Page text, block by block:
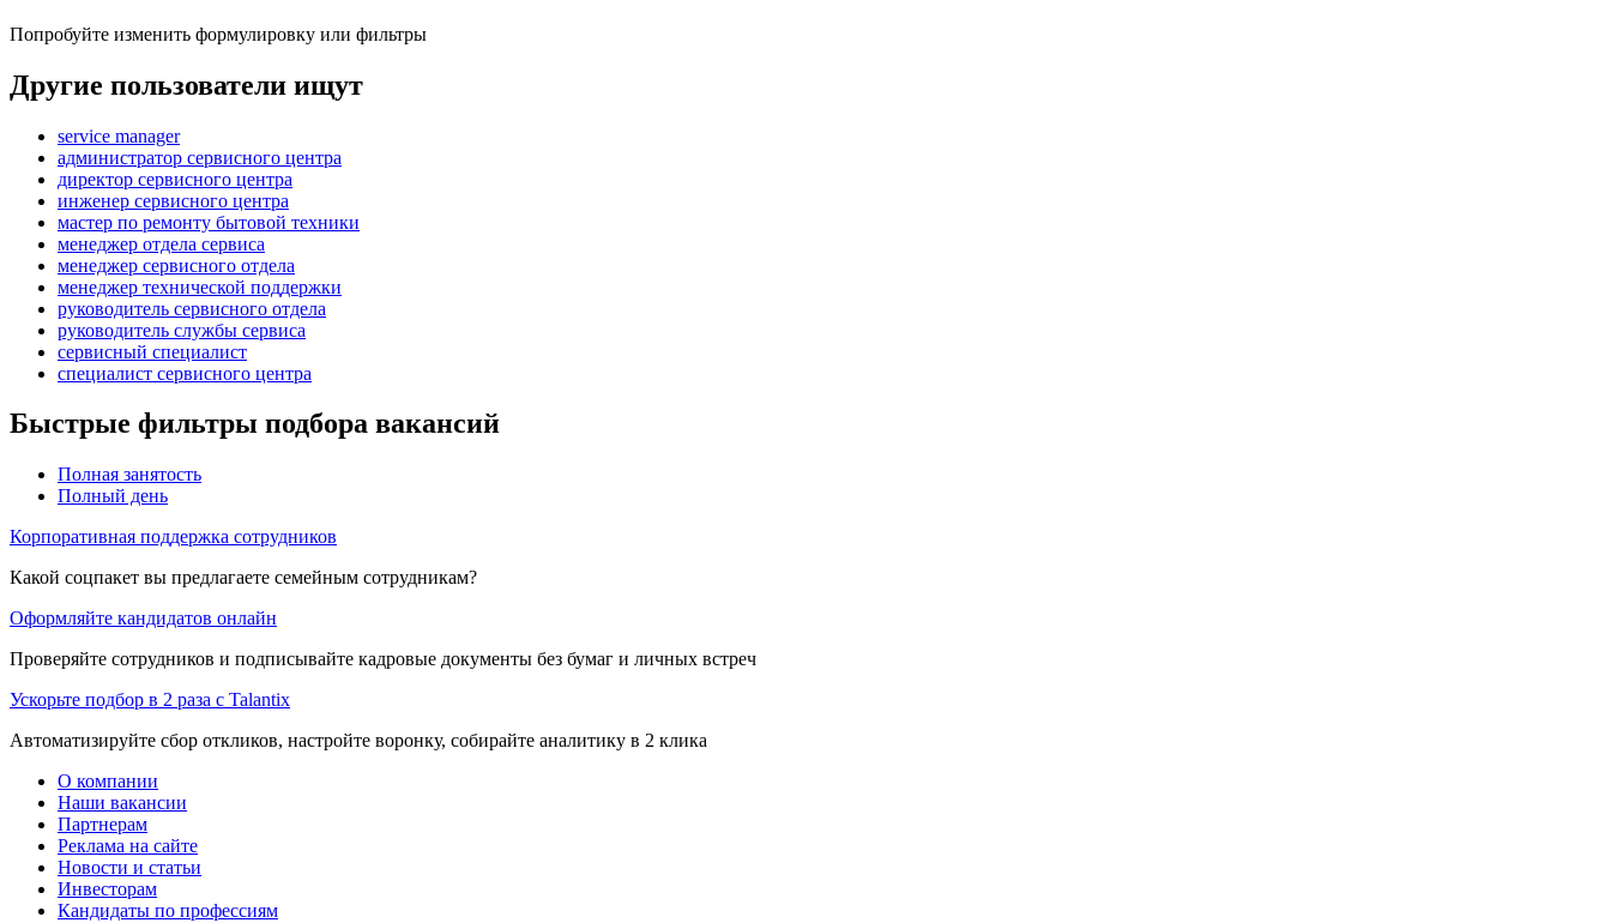
Попробуйте изменить формулировку или фильтры
Другие пользователи ищут
service manager
администратор сервисного центра
директор сервисного центра
инженер сервисного центра
мастер по ремонту бытовой техники
менеджер отдела сервиса
менеджер сервисного отдела
менеджер технической поддержки
руководитель сервисного отдела
руководитель службы сервиса
сервисный специалист
специалист сервисного центра
Быстрые фильтры подбора вакансий
Полная занятость
Полный день
Корпоративная поддержка сотрудников
Какой соцпакет вы предлагаете семейным сотрудникам?
Оформляйте кандидатов онлайн
Проверяйте сотрудников и подписывайте кадровые документы без бумаг и личных встреч
Ускорьте подбор в 2 раза с Talantix
Автоматизируйте сбор откликов, настройте воронку, собирайте аналитику в 2 клика
О компании
Наши вакансии
Партнерам
Реклама на сайте
Новости и статьи
Инвесторам
Кандидаты по профессиям